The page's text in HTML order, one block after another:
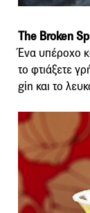
The Broken
Ένα υπέροχο
το φτιάξετε
gin και το